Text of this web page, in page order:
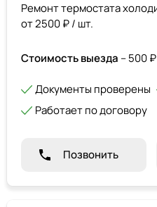
Ремонт термостата
от 2500 ₽ / шт.
Стоимость выезда – 500 ₽
Документы проверены
Работает по договору
Позвонить